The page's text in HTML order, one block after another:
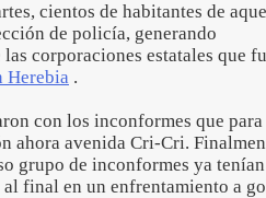
cientos de habitantes de
de policía, generando
corporaciones estatales que
Herebia .
con los inconformes que para
ahora avenida Cri-Cri.
grupo de inconformes ya tenían
final en un enfrentamiento a